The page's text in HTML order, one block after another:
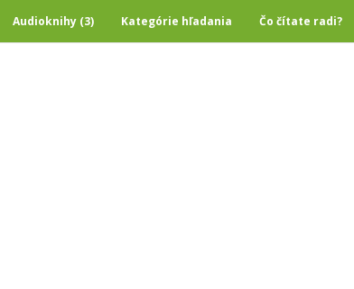
Audioknihy (3) Kategórie hľadania Čo čítate radi?